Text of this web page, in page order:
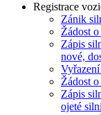
Registrace
Zánik
Žádost
Zápis
nové,
Žádost
Zápis
ojeté